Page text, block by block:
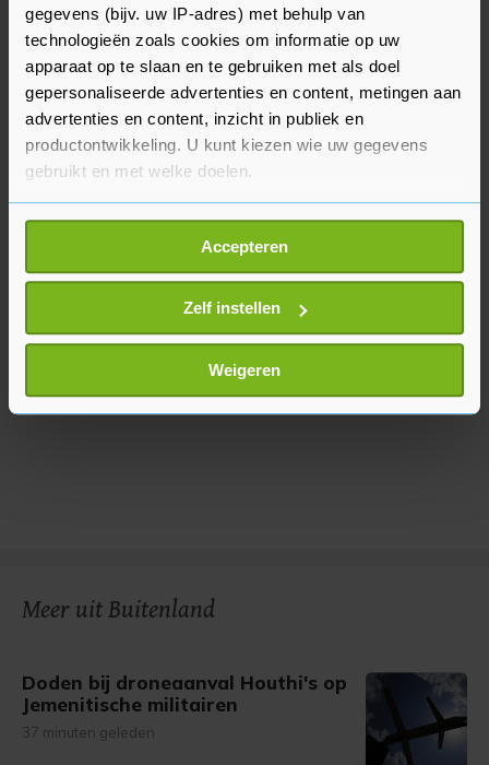
gegevens (bijv. uw IP-adres) met behulp van
technologieën zoals cookies om informatie op uw
apparaat op te slaan en te gebruiken met als doel
gepersonaliseerde advertenties en content, metingen aan
advertenties en content, inzicht in publiek en
productontwikkeling. U kunt kiezen wie uw gegevens
gebruikt en met welke doelen.
Als u het toestaat, willen we ook graag:
Informatie verzamelen over uw geografische
locatie, die tot een paar meter nauwkeurig kan zijn
Uw apparaat identificeren door het actief te
scannen op specifieke eigenschappen (fingerprinting)
Lees meer over hoe uw persoonlijke gegevens worden
verwerkt en stel uw voorkeuren in het
U kunt uw toestemming op elk moment wijzigen of
Accepteren
Zelf instellen
Weigeren
grote steden als Sydney en Melbourne. Daar
zouden veel bemanningsleden noodgedwongen in
zelfisolatie zitten omdat ze nauw contact hebben
gehad met besmette mensen.
Meer uit Buitenland
Doden bij droneaanval Houthi's op
Jemenitische militairen
37 minuten geleden